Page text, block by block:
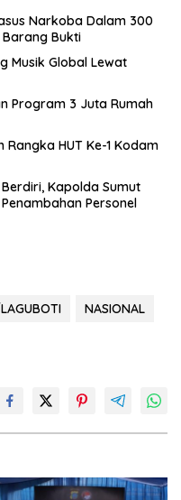
Narkoba Dalam 300
Barang Bukti
Musik Global Lewat
Program 3 Juta Rumah
HUT Ke-1 Kodam
Kapolda Sumut
Personel
NASIONAL